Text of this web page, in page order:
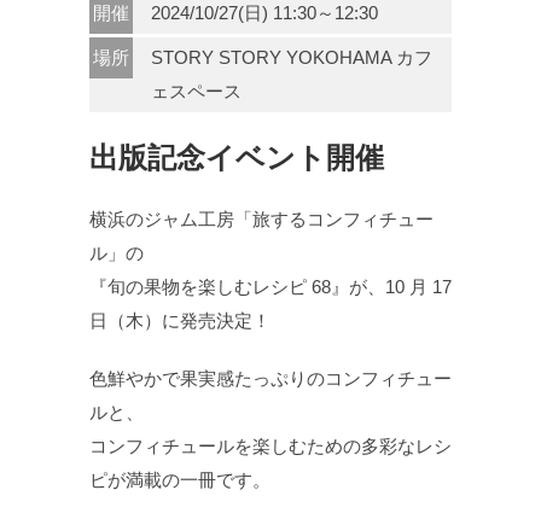
開催 2024/10/27(日) 11:30～12:30
場所
STORY STORY YOKOHAMA カフ
ェスペース
出版記念イベント開催
横浜のジャム工房「旅するコンフィチュー
ル」の
『旬の果物を楽しむレシピ 68』が、10 月 17
日（木）に発売決定！
色鮮やかで果実感たっぷりのコンフィチュー
ルと、
コンフィチュールを楽しむための多彩なレシ
ピが満載の一冊です。